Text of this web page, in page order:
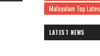
Malayalam Top
LATEST NEWS